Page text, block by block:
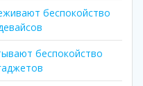
беспокойство
беспокойство